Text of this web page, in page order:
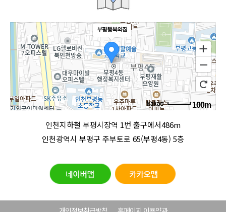
부평행복의집
100m
인천지하철 부평시장역 1번 출구에서486m
인천광역시 부평구 주부토로 65(부평4동) 5층